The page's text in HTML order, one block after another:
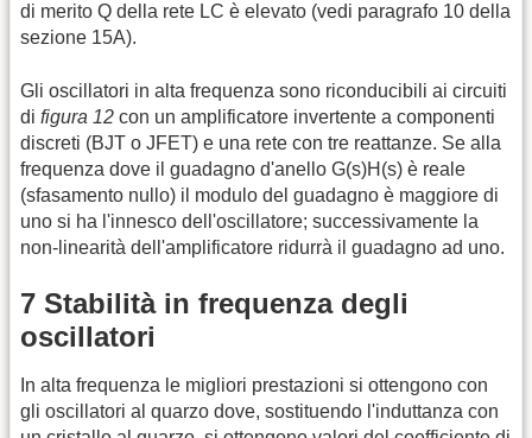
di merito Q della rete LC è elevato (vedi paragrafo 10 della
sezione 15A).
Gli oscillatori in alta frequenza sono riconducibili ai circuiti
di figura 12 con un amplificatore invertente a componenti
discreti (BJT o JFET) e una rete con tre reattanze. Se alla
frequenza dove il guadagno d'anello G(s)H(s) è reale
(sfasamento nullo) il modulo del guadagno è maggiore di
uno si ha l'innesco dell'oscillatore; successivamente la
non-linearità dell'amplificatore ridurrà il guadagno ad uno.
7 Stabilità in frequenza degli
oscillatori
In alta frequenza le migliori prestazioni si ottengono con
gli oscillatori al quarzo dove, sostituendo l'induttanza con